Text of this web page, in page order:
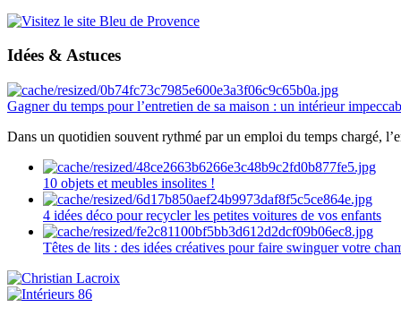
Idées & Astuces
Gagner du temps pour l’entretien de sa maison : un intérieur
Dans un quotidien souvent rythmé par un emploi du temps chargé,
10 objets et meubles insolites !
4 idées déco pour recycler les petites voitures de vos enfants
Têtes de lits : des idées créatives pour faire swinguer votre